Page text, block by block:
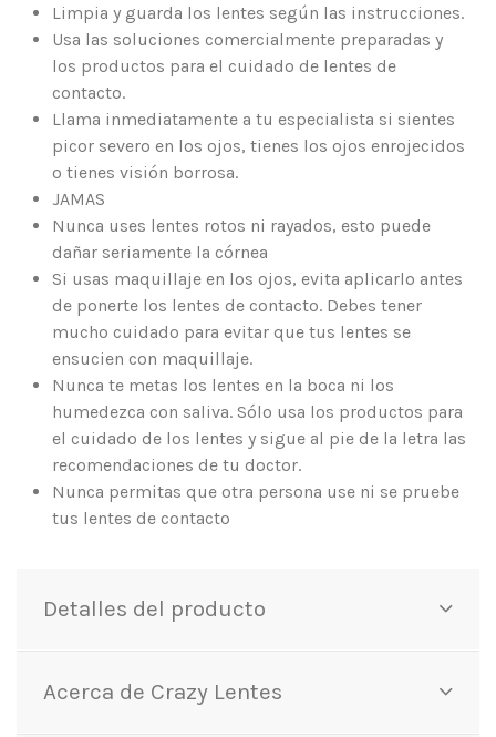
Limpia y guarda los lentes según las instrucciones.
Usa las soluciones comercialmente preparadas y
los productos para el cuidado de lentes de
contacto.
Llama inmediatamente a tu especialista si sientes
picor severo en los ojos, tienes los ojos enrojecidos
o tienes visión borrosa.
JAMAS
Nunca uses lentes rotos ni rayados, esto puede
dañar seriamente la córnea
Si usas maquillaje en los ojos, evita aplicarlo antes
de ponerte los lentes de contacto. Debes tener
mucho cuidado para evitar que tus lentes se
ensucien con maquillaje.
Nunca te metas los lentes en la boca ni los
humedezca con saliva. Sólo usa los productos para
el cuidado de los lentes y sigue al pie de la letra las
recomendaciones de tu doctor.
Nunca permitas que otra persona use ni se pruebe
tus lentes de contacto
Detalles del producto
Acerca de Crazy Lentes